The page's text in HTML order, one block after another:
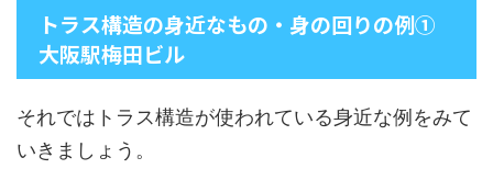
トラス構造の身近なもの・身の回りの例➀
大阪駅梅田ビル
それではトラス構造が使われている身近な例をみて
いきましょう。